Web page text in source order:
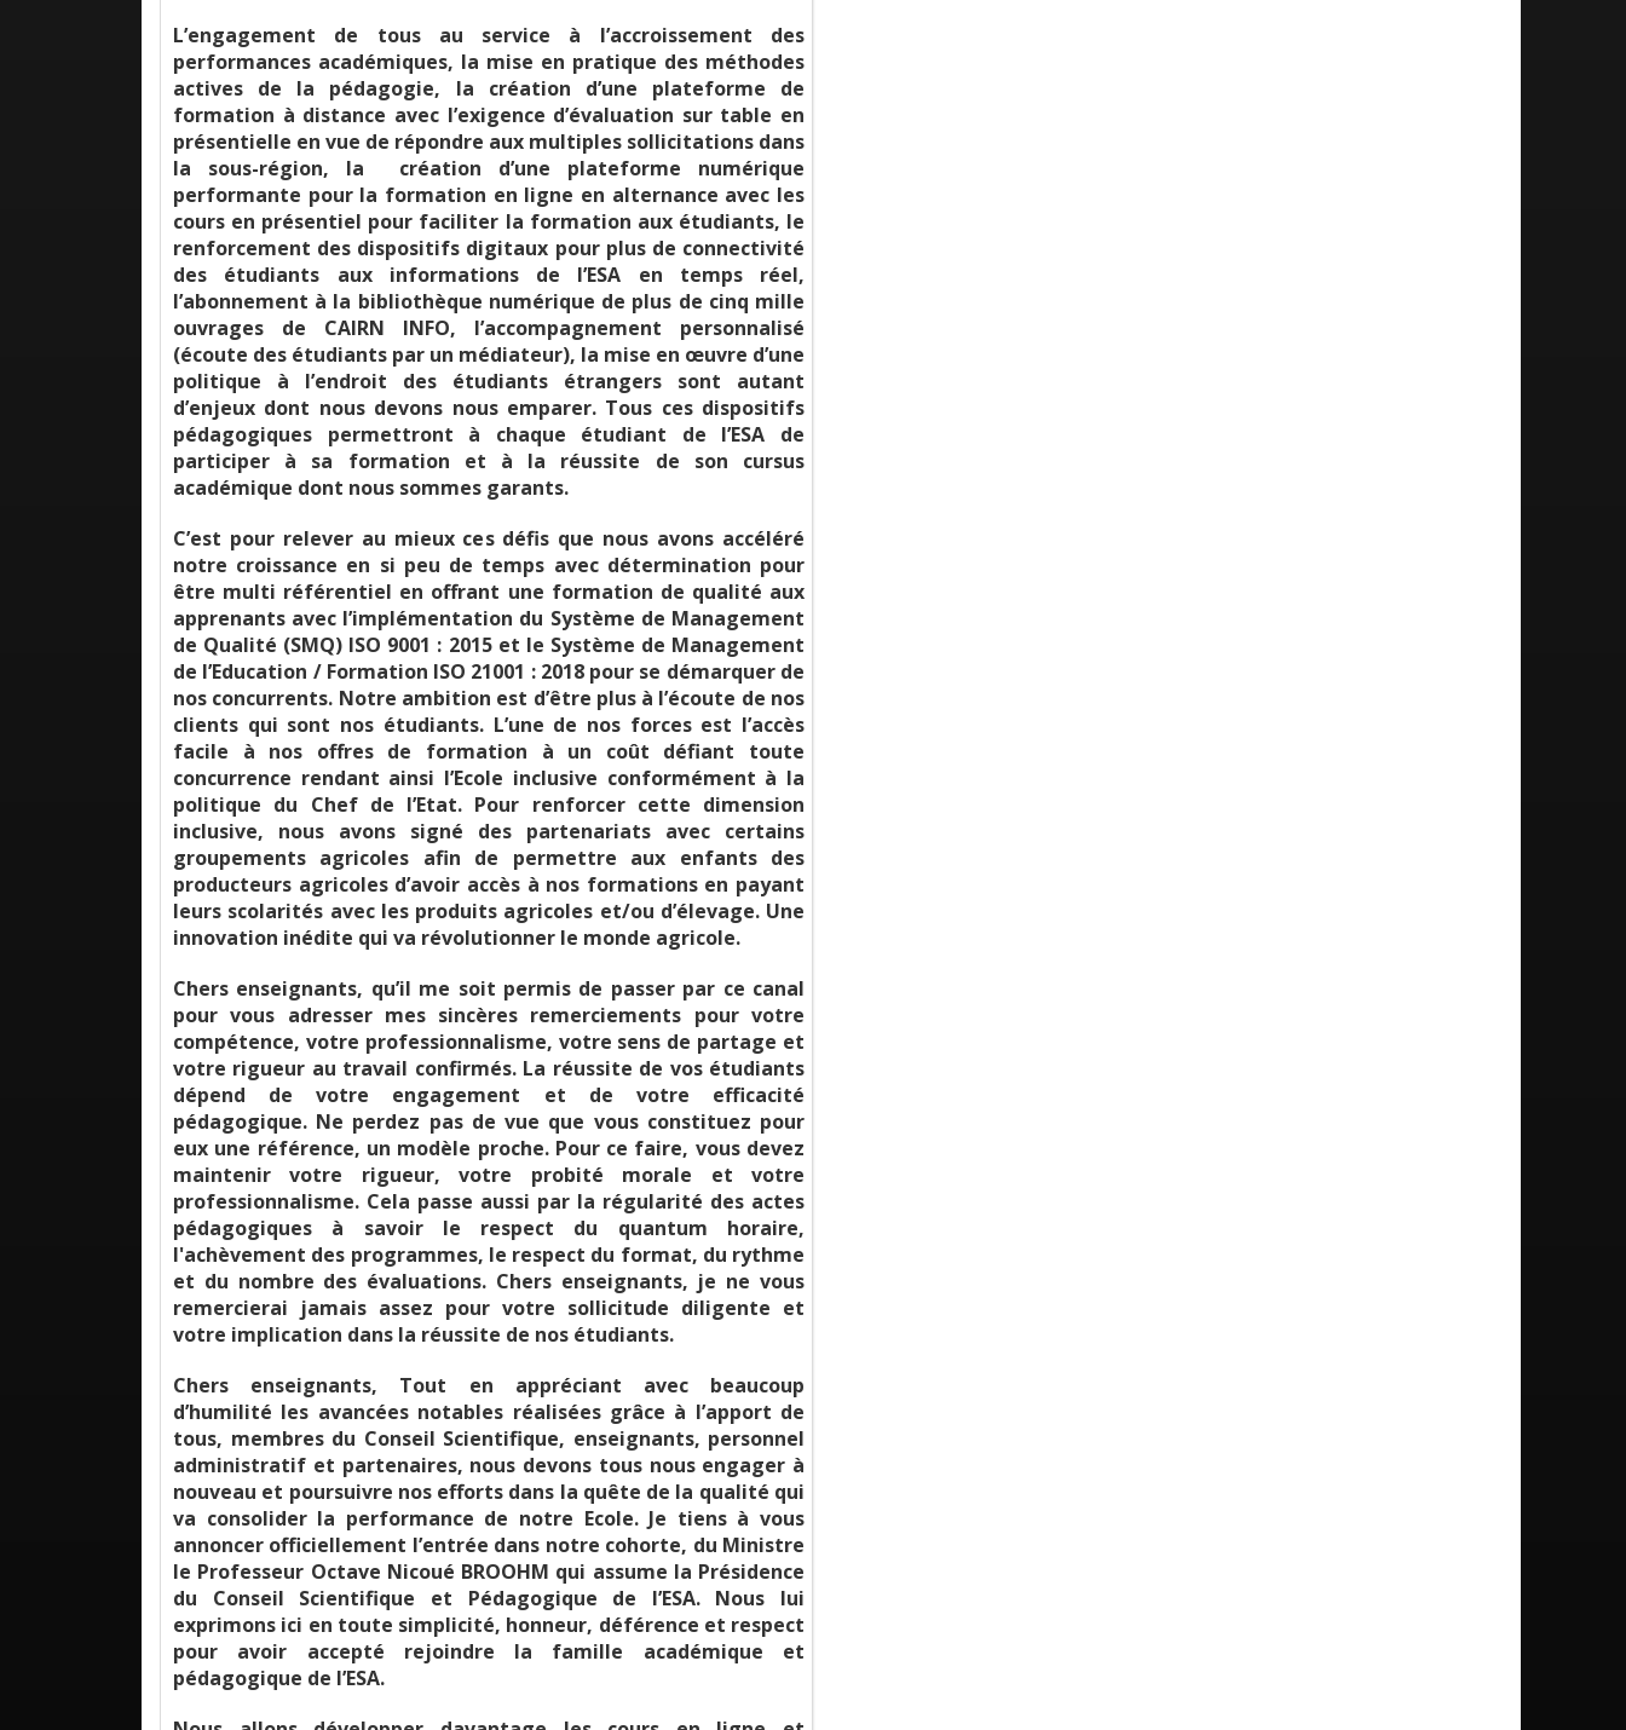
L’engagement de tous au service à l’accroissement des
performances académiques, la mise en pratique des méthodes
actives de la pédagogie, la création d’une plateforme de
formation à distance avec l’exigence d’évaluation sur table en
présentielle en vue de répondre aux multiples sollicitations dans
la sous-région, la création d’une plateforme numérique
performante pour la formation en ligne en alternance avec les
cours en présentiel pour faciliter la formation aux étudiants, le
renforcement des dispositifs digitaux pour plus de connectivité
des étudiants aux informations de l’ESA en temps réel,
l’abonnement à la bibliothèque numérique de plus de cinq mille
ouvrages de CAIRN INFO, l’accompagnement personnalisé
(écoute des étudiants par un médiateur), la mise en œuvre d’une
politique à l’endroit des étudiants étrangers sont autant
d’enjeux dont nous devons nous emparer. Tous ces dispositifs
pédagogiques permettront à chaque étudiant de l’ESA de
participer à sa formation et à la réussite de son cursus
académique dont nous sommes garants.
C’est pour relever au mieux ces défis que nous avons accéléré
notre croissance en si peu de temps avec détermination pour
être multi référentiel en offrant une formation de qualité aux
apprenants avec l’implémentation du Système de Management
de Qualité (SMQ) ISO 9001 : 2015 et le Système de Management
de l’Education / Formation ISO 21001 : 2018 pour se démarquer de
nos concurrents. Notre ambition est d’être plus à l’écoute de nos
clients qui sont nos étudiants. L’une de nos forces est l’accès
facile à nos offres de formation à un coût défiant toute
concurrence rendant ainsi l’Ecole inclusive conformément à la
politique du Chef de l’Etat. Pour renforcer cette dimension
inclusive, nous avons signé des partenariats avec certains
groupements agricoles afin de permettre aux enfants des
producteurs agricoles d’avoir accès à nos formations en payant
leurs scolarités avec les produits agricoles et/ou d’élevage. Une
innovation inédite qui va révolutionner le monde agricole.
Chers enseignants, qu’il me soit permis de passer par ce canal
pour vous adresser mes sincères remerciements pour votre
compétence, votre professionnalisme, votre sens de partage et
votre rigueur au travail confirmés. La réussite de vos étudiants
dépend de votre engagement et de votre efficacité
pédagogique. Ne perdez pas de vue que vous constituez pour
eux une référence, un modèle proche. Pour ce faire, vous devez
maintenir votre rigueur, votre probité morale et votre
professionnalisme. Cela passe aussi par la régularité des actes
pédagogiques à savoir le respect du quantum horaire,
l'achèvement des programmes, le respect du format, du rythme
et du nombre des évaluations. Chers enseignants, je ne vous
remercierai jamais assez pour votre sollicitude diligente et
votre implication dans la réussite de nos étudiants.
Chers enseignants, Tout en appréciant avec beaucoup
d’humilité les avancées notables réalisées grâce à l’apport de
tous, membres du Conseil Scientifique, enseignants, personnel
administratif et partenaires, nous devons tous nous engager à
nouveau et poursuivre nos efforts dans la quête de la qualité qui
va consolider la performance de notre Ecole. Je tiens à vous
annoncer officiellement l’entrée dans notre cohorte, du Ministre
le Professeur Octave Nicoué BROOHM qui assume la Présidence
du Conseil Scientifique et Pédagogique de l’ESA. Nous lui
exprimons ici en toute simplicité, honneur, déférence et respect
pour avoir accepté rejoindre la famille académique et
pédagogique de l’ESA.